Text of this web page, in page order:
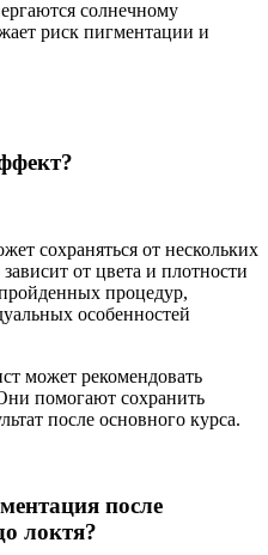
солнечному
риск пигментации и
сохраняться от нескольких
от цвета и плотности
процедур,
особенностей
может рекомендовать
помогают сохранить
после основного курса.
после
локтя?